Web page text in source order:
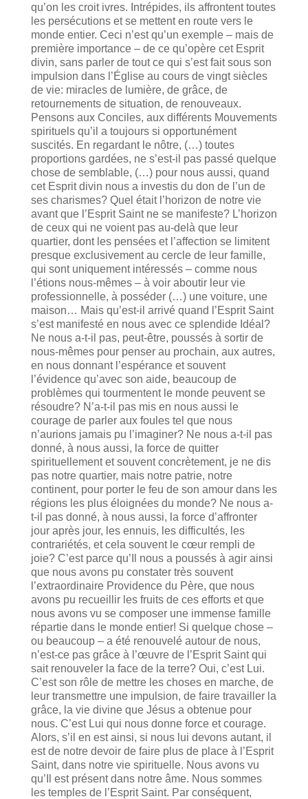
qu’on les croit ivres. Intrépides, ils affrontent toutes
les persécutions et se mettent en route vers le
monde entier. Ceci n’est qu’un exemple – mais de
première importance – de ce qu’opère cet Esprit
divin, sans parler de tout ce qui s’est fait sous son
impulsion dans l’Église au cours de vingt siècles
de vie: miracles de lumière, de grâce, de
retournements de situation, de renouveaux.
Pensons aux Conciles, aux différents Mouvements
spirituels qu’il a toujours si opportunément
suscités. En regardant le nôtre, (…) toutes
proportions gardées, ne s’est-il pas passé quelque
chose de semblable, (…) pour nous aussi, quand
cet Esprit divin nous a investis du don de l’un de
ses charismes? Quel était l’horizon de notre vie
avant que l’Esprit Saint ne se manifeste? L’horizon
de ceux qui ne voient pas au-delà que leur
quartier, dont les pensées et l’affection se limitent
presque exclusivement au cercle de leur famille,
qui sont uniquement intéressés – comme nous
l’étions nous-mêmes – à voir aboutir leur vie
professionnelle, à posséder (…) une voiture, une
maison… Mais qu’est-il arrivé quand l’Esprit Saint
s’est manifesté en nous avec ce splendide Idéal?
Ne nous a-t-il pas, peut-être, poussés à sortir de
nous-mêmes pour penser au prochain, aux autres,
en nous donnant l’espérance et souvent
l’évidence qu’avec son aide, beaucoup de
problèmes qui tourmentent le monde peuvent se
résoudre? N’a-t-il pas mis en nous aussi le
courage de parler aux foules tel que nous
n’aurions jamais pu l’imaginer? Ne nous a-t-il pas
donné, à nous aussi, la force de quitter
spirituellement et souvent concrètement, je ne dis
pas notre quartier, mais notre patrie, notre
continent, pour porter le feu de son amour dans les
régions les plus éloignées du monde? Ne nous a-
t-il pas donné, à nous aussi, la force d’affronter
jour après jour, les ennuis, les difficultés, les
contrariétés, et cela souvent le cœur rempli de
joie? C’est parce qu’Il nous a poussés à agir ainsi
que nous avons pu constater très souvent
l’extraordinaire Providence du Père, que nous
avons pu recueillir les fruits de ces efforts et que
nous avons vu se composer une immense famille
répartie dans le monde entier! Si quelque chose –
ou beaucoup – a été renouvelé autour de nous,
n’est-ce pas grâce à l’œuvre de l’Esprit Saint qui
sait renouveler la face de la terre? Oui, c’est Lui.
C’est son rôle de mettre les choses en marche, de
leur transmettre une impulsion, de faire travailler la
grâce, la vie divine que Jésus a obtenue pour
nous. C’est Lui qui nous donne force et courage.
Alors, s’il en est ainsi, si nous lui devons autant, il
est de notre devoir de faire plus de place à l’Esprit
Saint, dans notre vie spirituelle. Nous avons vu
qu’Il est présent dans notre âme. Nous sommes
les temples de l’Esprit Saint. Par conséquent,